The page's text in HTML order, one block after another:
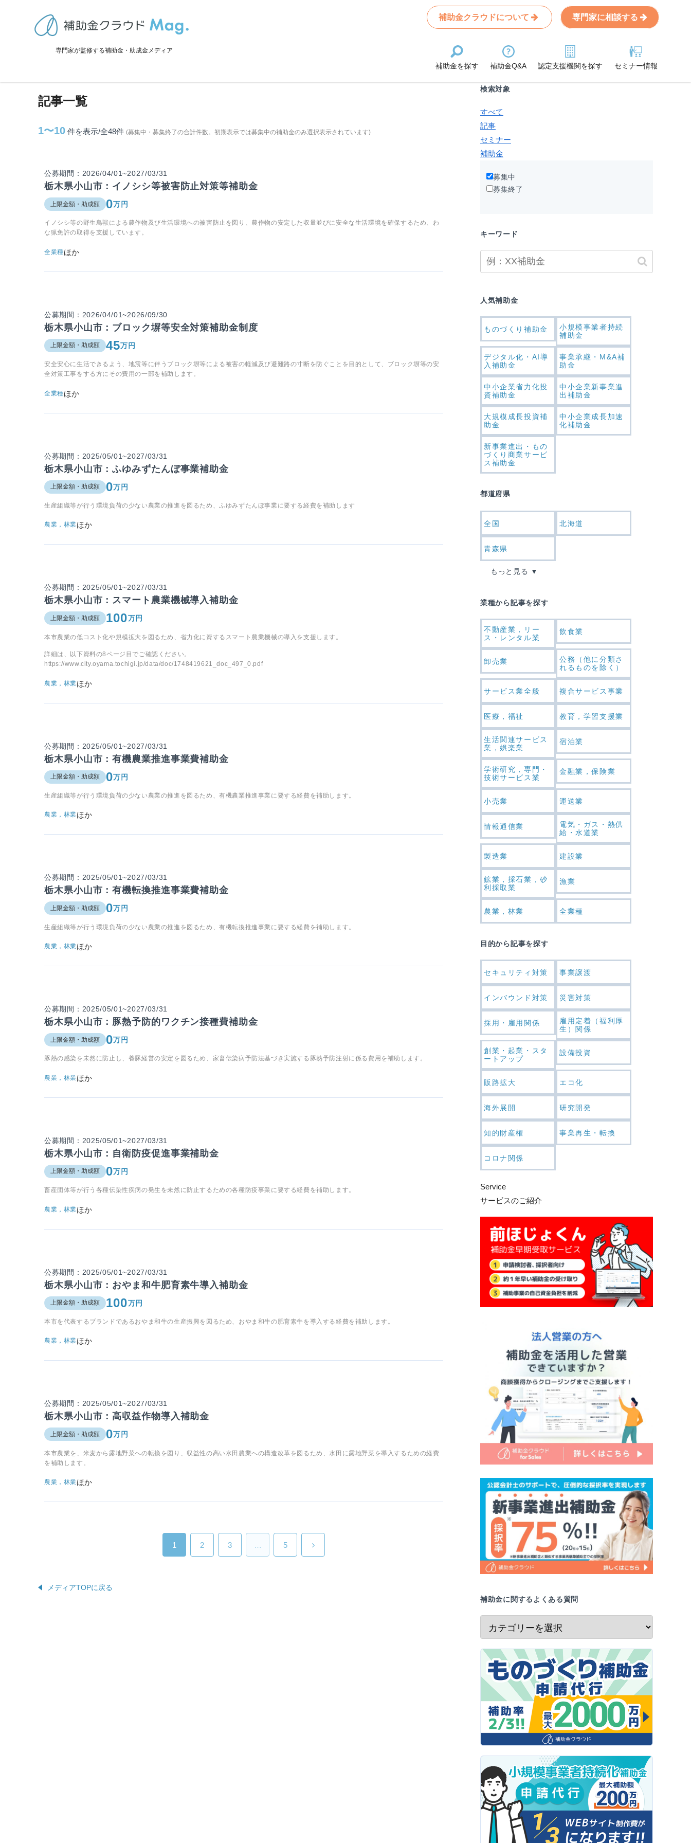
専門家が監修する補助金・助成金メディア
補助金クラウドについて 専門家に相談する
補助金を探す 補助金Q&A 認定支援機関を探す セミナー情報
>補助金・助成金詳細
小山市に関連する記事
記事一覧
1〜10 件を表示/全48件 (募集中・募集終了の合計件数。初期表示では募集中の補助金のみ選択表示されています)
公募期間：2026/04/01~2027/03/31
栃木県小山市：イノシシ等被害防止対策等補助金
上限金額・助成額 0万円
イノシシ等の野生鳥獣による農作物及び生活環境への被害防止を図り、農作物の安定した収量並びに安全な生活環境を確保するため、わ
な猟免許の取得を支援しています。
全業種ほか
公募期間：2026/04/01~2026/09/30
栃木県小山市：ブロック塀等安全対策補助金制度
上限金額・助成額 45万円
安全安心に生活できるよう、地震等に伴うブロック塀等による被害の軽減及び避難路の寸断を防ぐことを目的として、ブロック塀等の安
全対策工事をする方にその費用の一部を補助します。
全業種ほか
公募期間：2025/05/01~2027/03/31
栃木県小山市：ふゆみずたんぼ事業補助金
上限金額・助成額 0万円
生産組織等が行う環境負荷の少ない農業の推進を図るため、ふゆみずたんぼ事業に要する経費を補助します
農業，林業ほか
公募期間：2025/05/01~2027/03/31
栃木県小山市：スマート農業機械導入補助金
上限金額・助成額 100万円
本市農業の低コスト化や規模拡大を図るため、省力化に資するスマート農業機械の導入を支援します。
詳細は、以下資料の8ページ目でご確認ください。
https://www.city.oyama.tochigi.jp/data/doc/1748419621_doc_497_0.pdf
農業，林業ほか
公募期間：2025/05/01~2027/03/31
栃木県小山市：有機農業推進事業費補助金
上限金額・助成額 0万円
生産組織等が行う環境負荷の少ない農業の推進を図るため、有機農業推進事業に要する経費を補助します。
農業，林業ほか
公募期間：2025/05/01~2027/03/31
栃木県小山市：有機転換推進事業費補助金
上限金額・助成額 0万円
生産組織等が行う環境負荷の少ない農業の推進を図るため、有機転換推進事業に要する経費を補助します。
農業，林業ほか
公募期間：2025/05/01~2027/03/31
栃木県小山市：豚熱予防的ワクチン接種費補助金
上限金額・助成額 0万円
豚熱の感染を未然に防止し、養豚経営の安定を図るため、家畜伝染病予防法基づき実施する豚熱予防注射に係る費用を補助します。
農業，林業ほか
公募期間：2025/05/01~2027/03/31
栃木県小山市：自衛防疫促進事業補助金
上限金額・助成額 0万円
畜産団体等が行う各種伝染性疾病の発生を未然に防止するための各種防疫事業に要する経費を補助します。
農業，林業ほか
公募期間：2025/05/01~2027/03/31
栃木県小山市：おやま和牛肥育素牛導入補助金
上限金額・助成額 100万円
本市を代表するブランドであるおやま和牛の生産振興を図るため、おやま和牛の肥育素牛を導入する経費を補助します。
農業，林業ほか
公募期間：2025/05/01~2027/03/31
栃木県小山市：高収益作物導入補助金
上限金額・助成額 0万円
本市農業を、⽶⻨から露地野菜への転換を図り、収益性の高い水田農業への構造改革を図るため、水田に露地野菜を導入するための経費
を補助します。
農業，林業ほか
1 2 3 … 5
メディアTOPに戻る
Search
条件から記事を探す
検索対象
すべて
記事
セミナー
補助金
募集中
募集終了
キーワード
人気補助金
ものづくり補助金
小規模事業者持続
補助金
デジタル化・AI導
入補助金
事業承継・M&A補
助金
中小企業省力化投
資補助金
中小企業新事業進
出補助金
大規模成長投資補
助金
中小企業成長加速
化補助金
新事業進出・もの
づくり商業サービ
ス補助金
都道府県
全国 北海道
青森県
もっと見る
業種から記事を探す
不動産業，リー
ス・レンタル業
飲食業
卸売業
公務（他に分類さ
れるものを除く）
サービス業全般 複合サービス事業
医療，福祉 教育，学習支援業
生活関連サービス
業，娯楽業
宿泊業
学術研究，専門・
技術サービス業
金融業，保険業
小売業 運送業
情報通信業
電気・ガス・熱供
給・水道業
製造業 建設業
鉱業，採石業，砂
利採取業
漁業
農業，林業 全業種
目的から記事を探す
セキュリティ対策 事業譲渡
インバウンド対策 災害対策
採用・雇用関係
雇用定着（福利厚
生）関係
創業・起業・スタ
ートアップ
設備投資
販路拡大 エコ化
海外展開 研究開発
知的財産権 事業再生・転換
コロナ関係
Service
サービスのご紹介
補助金に関するよくある質問